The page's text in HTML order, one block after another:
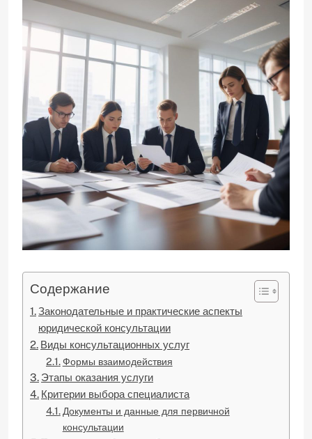
Содержание
Законодательные и практические аспекты
юридической консультации
Виды консультационных услуг
Формы взаимодействия
Этапы оказания услуги
Критерии выбора специалиста
Документы и данные для первичной
консультации